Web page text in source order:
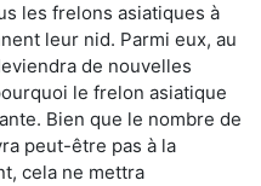
les frelons asiatiques à
leur nid. Parmi eux, au
de nouvelles
le frelon asiatique
Bien que le nombre de
peut-être pas à la
cela ne mettra